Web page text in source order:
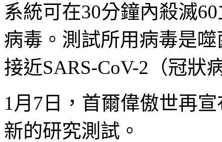
系統可在30分鐘內殺滅
病毒。測試所用病毒是
接近SARS-CoV-2（冠狀
1月7日，首爾偉傲世再
新的研究測試。